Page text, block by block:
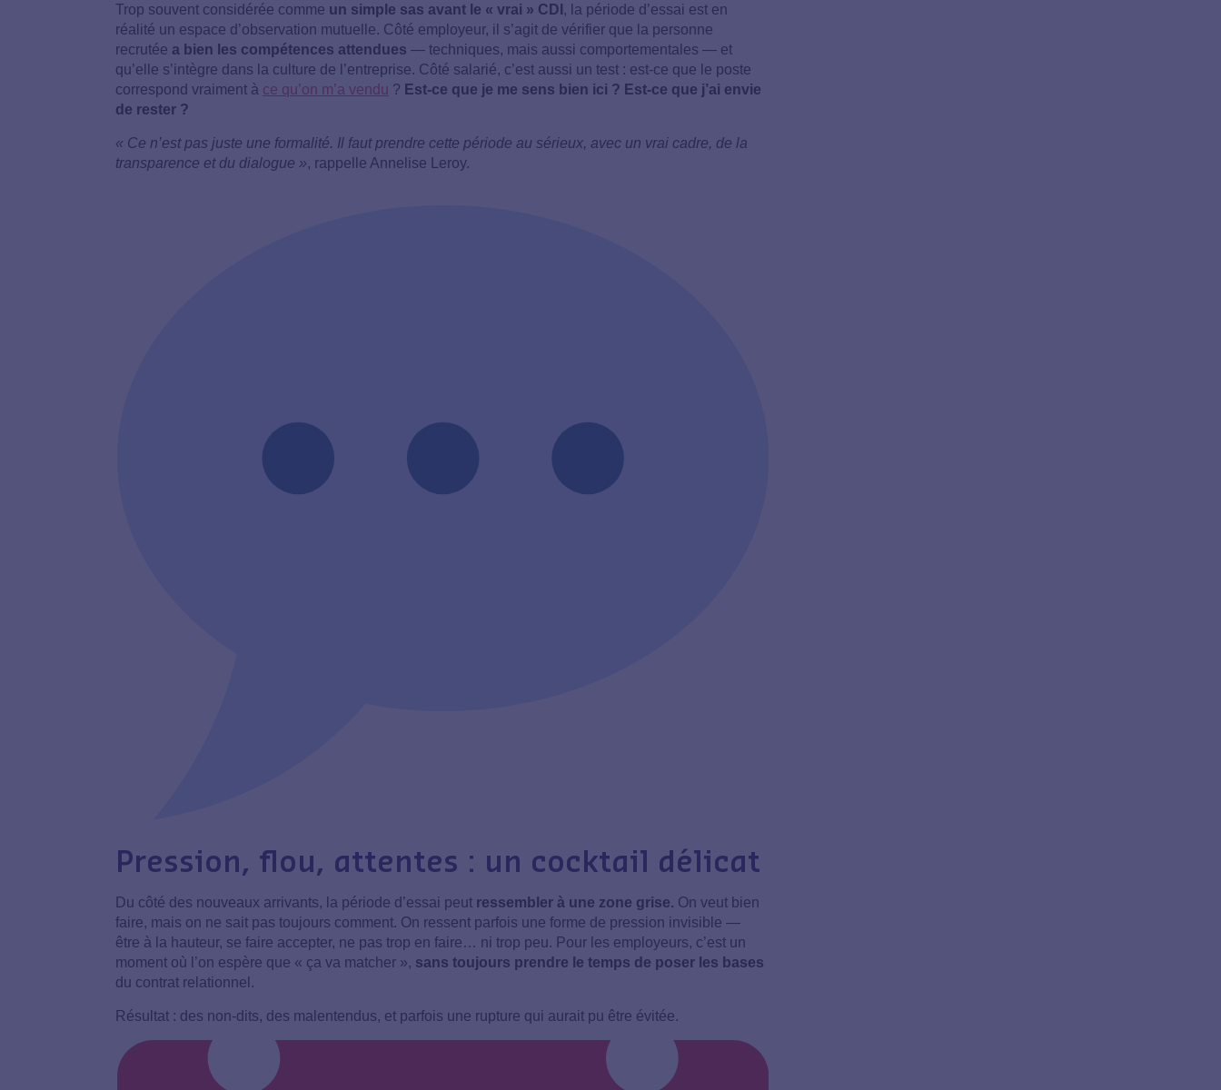
Trop souvent considérée comme un simple sas avant le « vrai » CDI , la période d’essai est en
réalité un espace d’observation mutuelle. Côté employeur, il s’agit de vérifier que la personne
recrutée a bien les compétences attendues — techniques, mais aussi comportementales — et
qu’elle s’intègre dans la culture de l’entreprise. Côté salarié, c’est aussi un test : est-ce que le poste
correspond vraiment à ce qu’on m’a vendu ? Est-ce que je me sens bien ici ? Est-ce que j’ai envie
de rester ?
« Ce n’est pas juste une formalité. Il faut prendre cette période au sérieux, avec un vrai cadre, de la
transparence et du dialogue », rappelle Annelise Leroy.
Pression, flou, attentes : un cocktail délicat
Du côté des nouveaux arrivants, la période d’essai peut ressembler à une zone grise. On veut bien
faire, mais on ne sait pas toujours comment. On ressent parfois une forme de pression invisible —
être à la hauteur, se faire accepter, ne pas trop en faire… ni trop peu. Pour les employeurs, c’est un
moment où l’on espère que « ça va matcher », sans toujours prendre le temps de poser les bases
du contrat relationnel.
Résultat : des non-dits, des malentendus, et parfois une rupture qui aurait pu être évitée.